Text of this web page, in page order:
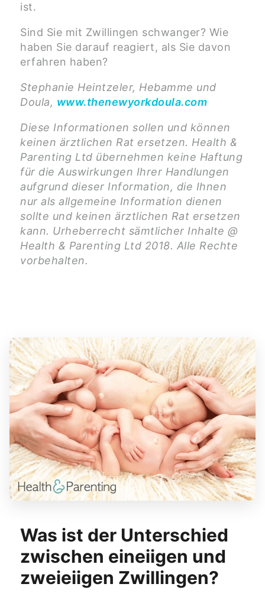
ist.
Sind Sie mit Zwillingen schwanger? Wie
haben Sie darauf reagiert, als Sie davon
erfahren haben?
Stephanie Heintzeler, Hebamme und
Doula, www.thenewyorkdoula.com
Diese Informationen sollen und können
keinen ärztlichen Rat ersetzen. Health &
Parenting Ltd übernehmen keine Haftung
für die Auswirkungen Ihrer Handlungen
aufgrund dieser Information, die Ihnen
nur als allgemeine Information dienen
sollte und keinen ärztlichen Rat ersetzen
kann. Urheberrecht sämtlicher Inhalte @
Health & Parenting Ltd 2018. Alle Rechte
vorbehalten.
Was ist der Unterschied
zwischen eineiigen und
zweieiigen Zwillingen?